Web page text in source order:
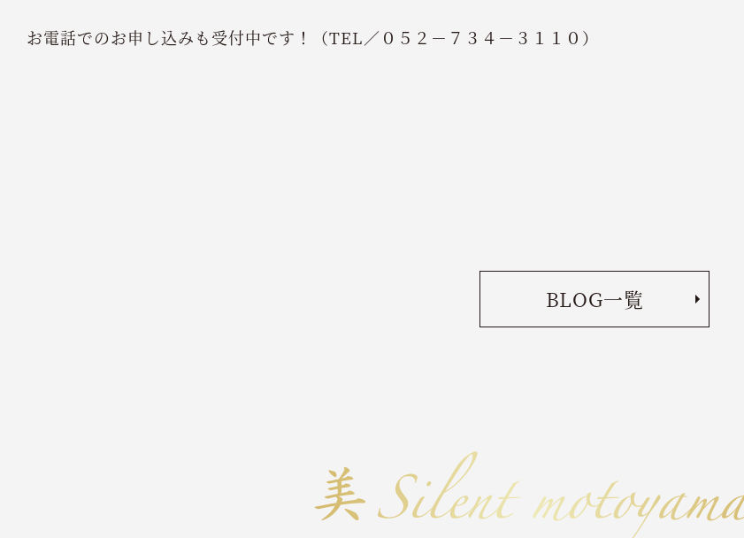
お電話でのお申し込みも受付中です！（TEL／０５２－７３４－３１１０）
BLOG一覧